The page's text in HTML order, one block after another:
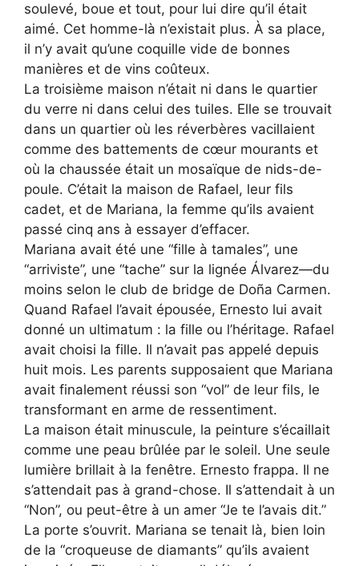
soulevé, boue et tout, pour lui dire qu’il était
aimé. Cet homme-là n’existait plus. À sa place,
il n’y avait qu’une coquille vide de bonnes
manières et de vins coûteux.
La troisième maison n’était ni dans le quartier
du verre ni dans celui des tuiles. Elle se trouvait
dans un quartier où les réverbères vacillaient
comme des battements de cœur mourants et
où la chaussée était un mosaïque de nids-de-
poule. C’était la maison de Rafael, leur fils
cadet, et de Mariana, la femme qu’ils avaient
passé cinq ans à essayer d’effacer.
Mariana avait été une “fille à tamales”, une
“arriviste”, une “tache” sur la lignée Álvarez—du
moins selon le club de bridge de Doña Carmen.
Quand Rafael l’avait épousée, Ernesto lui avait
donné un ultimatum : la fille ou l’héritage. Rafael
avait choisi la fille. Il n’avait pas appelé depuis
huit mois. Les parents supposaient que Mariana
avait finalement réussi son “vol” de leur fils, le
transformant en arme de ressentiment.
La maison était minuscule, la peinture s’écaillait
comme une peau brûlée par le soleil. Une seule
lumière brillait à la fenêtre. Ernesto frappa. Il ne
s’attendait pas à grand-chose. Il s’attendait à un
“Non”, ou peut-être à un amer “Je te l’avais dit.”
La porte s’ouvrit. Mariana se tenait là, bien loin
de la “croqueuse de diamants” qu’ils avaient